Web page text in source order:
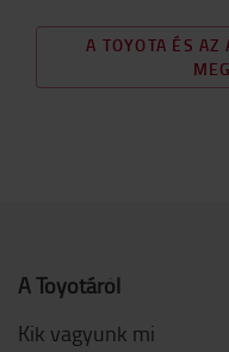
A TOYOTA ÉS AZ
A Toyotáról
Kik vagyunk mi